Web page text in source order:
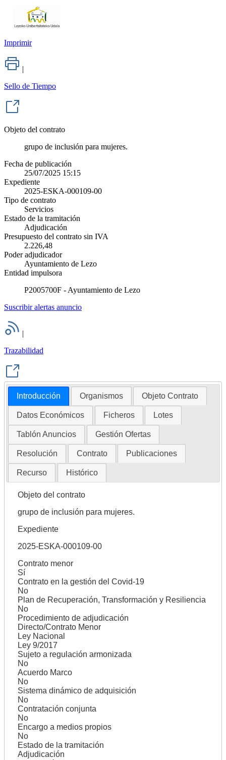
Imprimir
|
Sello de Tiempo
Objeto del contrato
grupo de inclusión para mujeres.
Fecha de publicación
25/07/2025 15:15
Expediente
2025-ESKA-000109-00
Tipo de contrato
Servicios
Estado de la tramitación
Adjudicación
Presupuesto del contrato sin IVA
2.226,48
Poder adjudicador
Ayuntamiento de Lezo
Entidad impulsora
P2005700F - Ayuntamiento de Lezo
Suscribir alertas anuncio
|
Trazabilidad
Introducción Organismos Objeto Contrato
Datos Económicos Ficheros Lotes
Tablón Anuncios Gestión Ofertas
Resolución Contrato Publicaciones
Recurso Histórico
Objeto del contrato
grupo de inclusión para mujeres.
Expediente
2025-ESKA-000109-00
Contrato menor
Sí
Contrato en la gestión del Covid-19
No
Plan de Recuperación, Transformación y Resiliencia
No
Procedimiento de adjudicación
Directo/Contrato Menor
Ley Nacional
Ley 9/2017
Sujeto a regulación armonizada
No
Acuerdo Marco
No
Sistema dinámico de adquisición
No
Contratación conjunta
No
Encargo a medios propios
No
Estado de la tramitación
Adjudicación